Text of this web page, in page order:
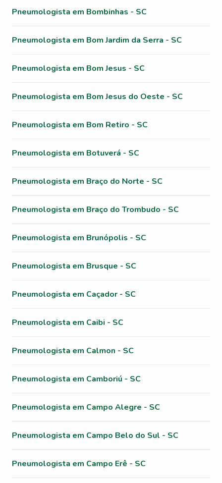
Pneumologista em Bombinhas - SC
Pneumologista em Bom Jardim da Serra - SC
Pneumologista em Bom Jesus - SC
Pneumologista em Bom Jesus do Oeste - SC
Pneumologista em Bom Retiro - SC
Pneumologista em Botuverá - SC
Pneumologista em Braço do Norte - SC
Pneumologista em Braço do Trombudo - SC
Pneumologista em Brunópolis - SC
Pneumologista em Brusque - SC
Pneumologista em Caçador - SC
Pneumologista em Caibi - SC
Pneumologista em Calmon - SC
Pneumologista em Camboriú - SC
Pneumologista em Campo Alegre - SC
Pneumologista em Campo Belo do Sul - SC
Pneumologista em Campo Erê - SC